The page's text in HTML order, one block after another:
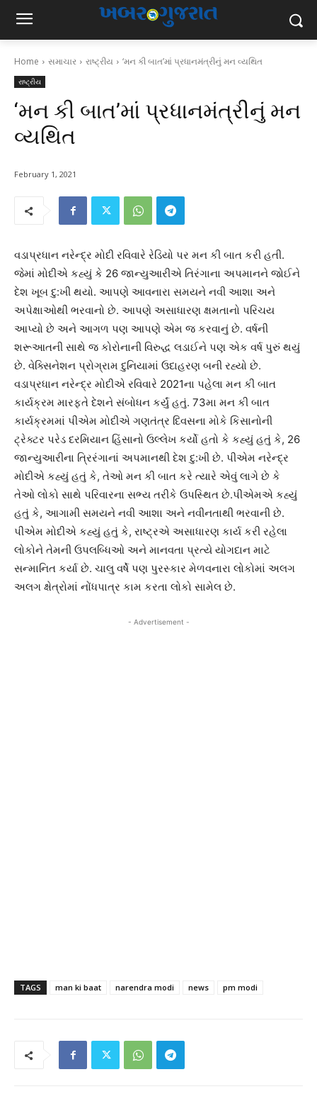
Home સમાચાર રાષ્ટ્રીય ‘મન કી બાત’માં પ્રધાનમંત્રીનું મન વ્યથિત
રાષ્ટ્રીય
‘મન કી બાત’માં પ્રધાનમંત્રીનું મન
વ્યથિત
February 1, 2021
વડાપ્રધાન નરેન્દ્ર મોદી રવિવારે રેડિયો પર મન કી બાત કરી હતી.
જેમાં મોદીએ કહ્યું કે 26 જાન્યુઆરીએ તિરંગાના અપમાનને જોઈને
દેશ ખૂબ દુ:ખી થયો. આપણે આવનારા સમયને નવી આશા અને
અપેક્ષાઓથી ભરવાનો છે. આપણે અસાધારણ ક્ષમતાનો પરિચય
આપ્યો છે અને આગળ પણ આપણે એમ જ કરવાનું છે. વર્ષની
શરૂઆતની સાથે જ કોરોનાની વિરુદ્ધ લડાઈને પણ એક વર્ષ પુરું થયું
છે. વેક્સિનેશન પ્રોગ્રામ દુનિયામાં ઉદાહરણ બની રહ્યો છે.
વડાપ્રધાન નરેન્દ્ર મોદીએ રવિવારે 2021ના પહેલા મન કી બાત
કાર્યક્રમ મારફતે દેશને સંબોધન કર્યું હતું. 73મા મન કી બાત
કાર્યક્રમમાં પીએમ મોદીએ ગણતંત્ર દિવસના મોકે કિસાનોની
ટ્રેક્ટર પરેડ દરમિયાન હિંસાનો ઉલ્લેખ કર્યો હતો કે કહ્યું હતું કે, 26
જાન્યુઆરીના ત્રિરંગાનાં અપમાનથી દેશ દુ:ખી છે. પીએમ નરેન્દ્ર
મોદીએ કહ્યું હતું કે, તેઓ મન કી બાત કરે ત્યારે એવું લાગે છે કે
તેઓ લોકો સાથે પરિવારના સભ્ય તરીકે ઉપસ્થિત છે.પીએમએ કહ્યું
હતું કે, આગામી સમયને નવી આશા અને નવીનતાથી ભરવાની છે.
પીએમ મોદીએ કહ્યું હતું કે, રાષ્ટ્રએ અસાધારણ કાર્ય કરી રહેલા
લોકોને તેમની ઉપલબ્ધિઓ અને માનવતા પ્રત્યે યોગદાન માટે
સન્માનિત કર્યા છે. ચાલુ વર્ષે પણ પુરસ્કાર મેળવનારા લોકોમાં અલગ
અલગ ક્ષેત્રોમાં નોંધપાત્ર કામ કરતા લોકો સામેલ છે.
- Advertisement -
TAGS man ki baat narendra modi news pm modi